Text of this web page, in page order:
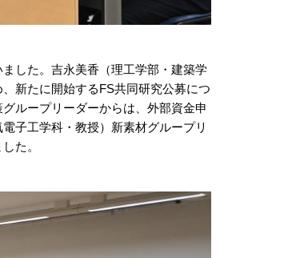
した。吉永美香（理工学部・建築学
新たに開始するFS共同研究公募につ
ループリーダーからは、外部資金申
子工学科・教授）新素材グループリ
た。